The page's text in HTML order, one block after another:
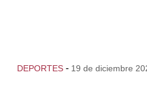
DEPORTES - 19 de diciembre